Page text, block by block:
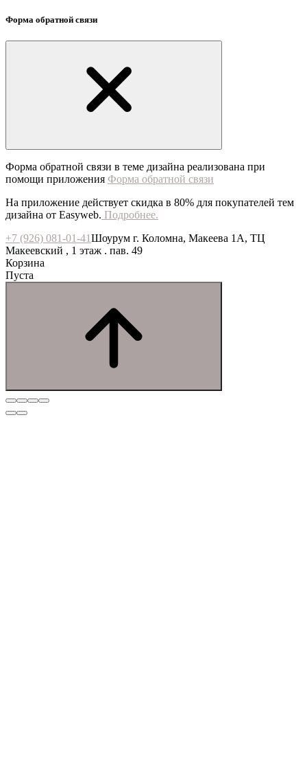
Форма обратной связи
Форма обратной связи в теме дизайна реализована при
помощи приложения Форма обратной связи
На приложение действует скидка в 80% для покупателей тем
дизайна от Easyweb. Подробнее.
+7 (926) 081-01-41Шоурум г. Коломна, Макеева 1А, ТЦ
Макеевский , 1 этаж . пав. 49
Корзина
Пуста